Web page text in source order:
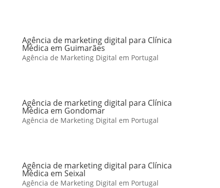
Agência de marketing digital para Clínica
Médica em Guimarães
Agência de Marketing Digital em Portugal
Agência de marketing digital para Clínica
Médica em Gondomar
Agência de Marketing Digital em Portugal
Agência de marketing digital para Clínica
Médica em Seixal
Agência de Marketing Digital em Portugal